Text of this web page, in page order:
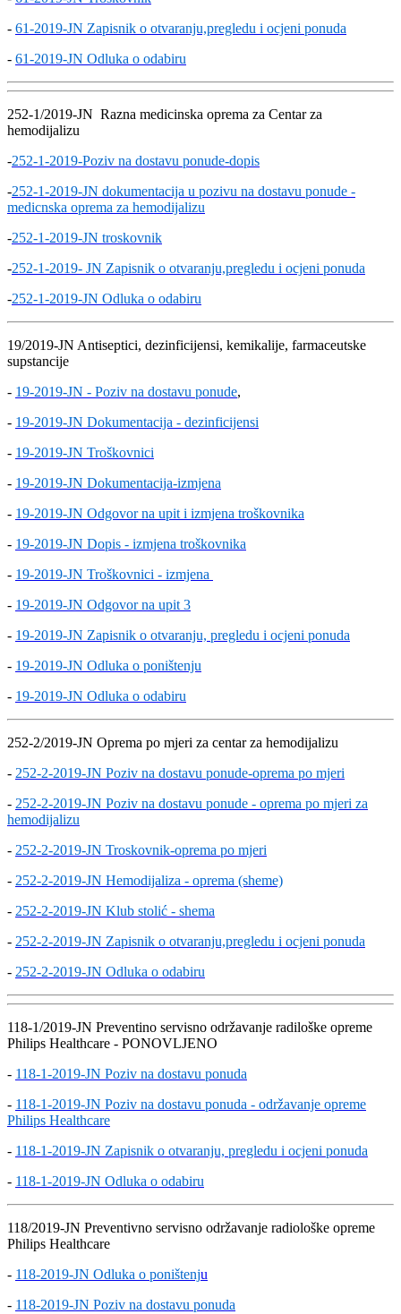
- 61-2019-JN Zapisnik o otvaranju,pregledu i ocjeni ponuda
- 61-2019-JN Odluka o odabiru
252-1/2019-JN Razna medicinska oprema za Centar za
hemodijalizu
-252-1-2019-Poziv na dostavu ponude-dopis
-252-1-2019-JN dokumentacija u pozivu na dostavu ponude -
medicnska oprema za hemodijalizu
-252-1-2019-JN troskovnik
-252-1-2019- JN Zapisnik o otvaranju,pregledu i ocjeni ponuda
-252-1-2019-JN Odluka o odabiru
19/2019-JN Antiseptici, dezinficijensi, kemikalije, farmaceutske
supstancije
- 19-2019-JN - Poziv na dostavu ponude,
- 19-2019-JN Dokumentacija - dezinficijensi
- 19-2019-JN Troškovnici
- 19-2019-JN Dokumentacija-izmjena
- 19-2019-JN Odgovor na upit i izmjena troškovnika
- 19-2019-JN Dopis - izmjena troškovnika
- 19-2019-JN Troškovnici - izmjena
- 19-2019-JN Odgovor na upit 3
- 19-2019-JN Zapisnik o otvaranju, pregledu i ocjeni ponuda
- 19-2019-JN Odluka o poništenju
- 19-2019-JN Odluka o odabiru
252-2/2019-JN Oprema po mjeri za centar za hemodijalizu
- 252-2-2019-JN Poziv na dostavu ponude-oprema po mjeri
- 252-2-2019-JN Poziv na dostavu ponude - oprema po mjeri za
hemodijalizu
- 252-2-2019-JN Troskovnik-oprema po mjeri
- 252-2-2019-JN Hemodijaliza - oprema (sheme)
- 252-2-2019-JN Klub stolić - shema
- 252-2-2019-JN Zapisnik o otvaranju,pregledu i ocjeni ponuda
- 252-2-2019-JN Odluka o odabiru
118-1/2019-JN Preventino servisno održavanje radiloške opreme
Philips Healthcare - PONOVLJENO
- 118-1-2019-JN Poziv na dostavu ponuda
- 118-1-2019-JN Poziv na dostavu ponuda - održavanje opreme
Philips Healthcare
- 118-1-2019-JN Zapisnik o otvaranju, pregledu i ocjeni ponuda
- 118-1-2019-JN Odluka o odabiru
118/2019-JN Preventivno servisno održavanje radiološke opreme
Philips Healthcare
- 118-2019-JN Odluka o poništenju
- 118-2019-JN Poziv na dostavu ponuda